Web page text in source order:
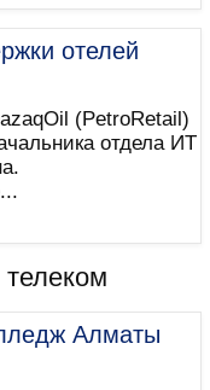
отелей
(PetroRetail)
отдела ИТ
телеком
Алматы